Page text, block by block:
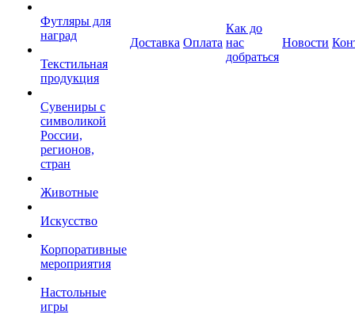
Футляры для
наград
Текстильная
продукция
Сувениры с
символикой
России,
регионов,
стран
Животные
Искусство
Корпоративные
мероприятия
Настольные
игры
Доставка Оплата
Как до
нас
добраться
Новости